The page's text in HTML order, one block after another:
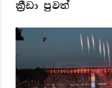
ක්‍රීඩා පුවත්